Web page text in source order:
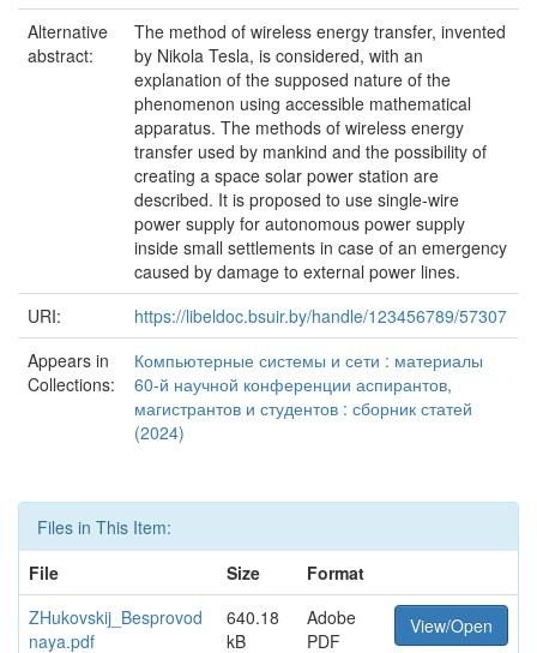
Alternative
abstract:
The method of wireless energy transfer, invented
by Nikola Tesla, is considered, with an
explanation of the supposed nature of the
phenomenon using accessible mathematical
apparatus. The methods of wireless energy
transfer used by mankind and the possibility of
creating a space solar power station are
described. It is proposed to use single-wire
power supply for autonomous power supply
inside small settlements in case of an emergency
caused by damage to external power lines.
URI:
https://libeldoc.bsuir.by/handle/123456789/57307
Appears in
Collections:
Компьютерные системы и сети : материалы
60-й научной конференции аспирантов,
магистрантов и студентов : сборник статей
(2024)
Files in This Item:
File
Size
Format
ZHukovskij_Besprovod
naya.pdf
640.18
kB
Adobe
PDF
View/Open